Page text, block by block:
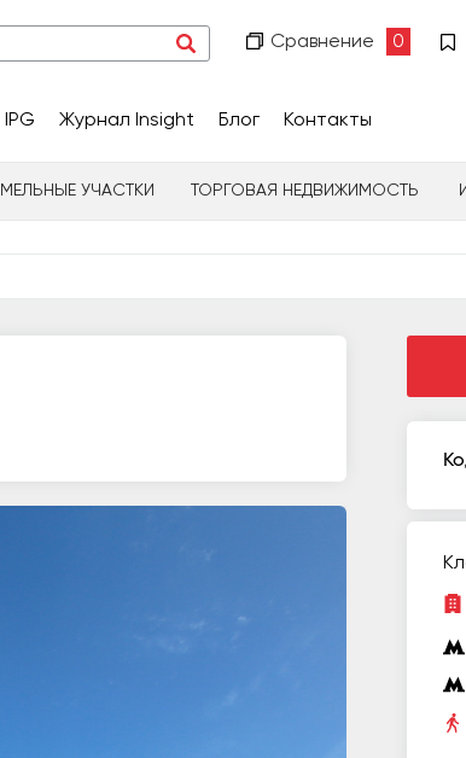
Сравнение 0
Журнал Insight Блог Контакты
УЧАСТКИ ТОРГОВАЯ НЕДВИЖИМОСТЬ